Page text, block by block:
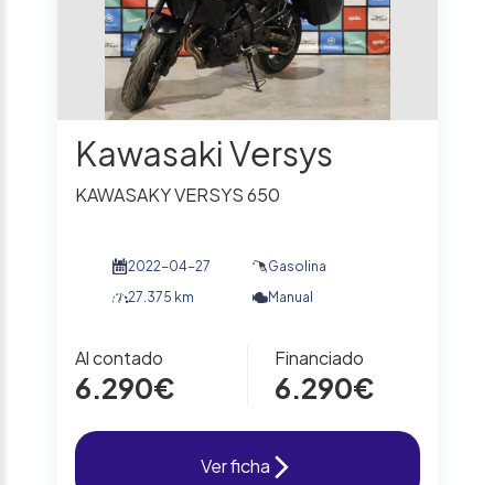
Kawasaki Versys
KAWASAKY VERSYS 650
2022-04-27
Gasolina
27.375 km
Manual
Al contado
6.290€
Financiado
6.290€
Ver ficha